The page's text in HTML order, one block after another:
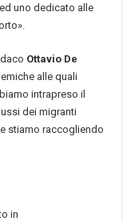
uno dedicato alle
Ottavio De
alle quali
intrapreso il
dei migranti
stiamo raccogliendo
in